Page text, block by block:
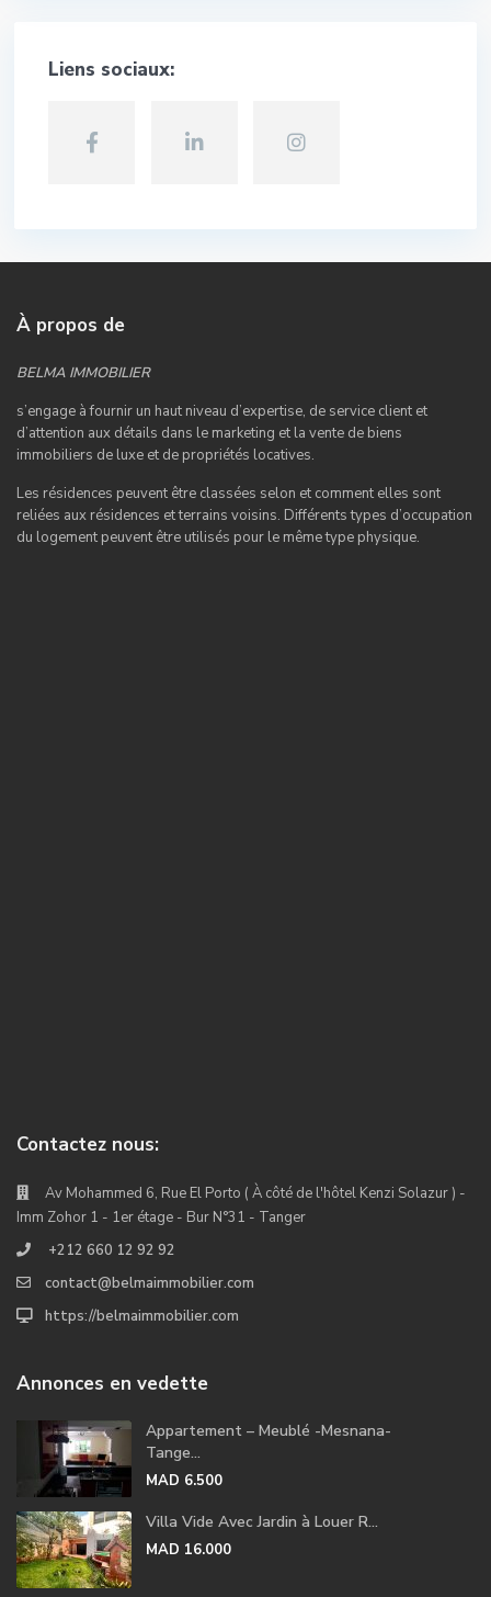
Liens sociaux:
À propos de
BELMA IMMOBILIER
s’engage à fournir un haut niveau d’expertise, de service client et
d’attention aux détails dans le marketing et la vente de biens
immobiliers de luxe et de propriétés locatives.
Les résidences peuvent être classées selon et comment elles sont
reliées aux résidences et terrains voisins. Différents types d’occupation
du logement peuvent être utilisés pour le même type physique.
Contactez nous:
Av Mohammed 6, Rue El Porto ( À côté de l'hôtel Kenzi Solazur ) -
Imm Zohor 1 - 1er étage - Bur N°31 - Tanger
+212 660 12 92 92
contact@belmaimmobilier.com
https://belmaimmobilier.com
Annonces en vedette
Appartement – Meublé -Mesnana-
Tange...
MAD 6.500
Villa Vide Avec Jardin à Louer R...
MAD 16.000